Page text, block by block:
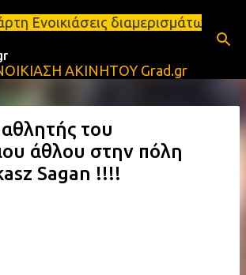
στο κύριο περιεχόμενο
Σπάρτη και
ΑΚΙΝΗΤΟΥ Grad.gr
του
άθλου στην πόλη
Sagan !!!!